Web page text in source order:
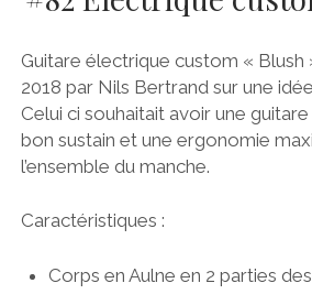
Guitare électrique custom « Blush
2018 par Nils Bertrand sur une
Celui ci souhaitait avoir une
bon sustain et une ergonomie
l’ensemble du manche.
Caractéristiques :
Corps en Aulne en 2 parties